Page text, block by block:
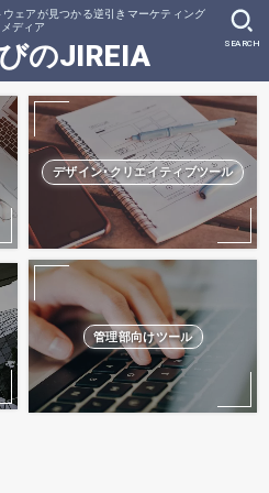
ェアが見つかる逆引きマーケティング
メディア
のJIREIA SEARCH
デザイン･クリエイティブツール
管理部向けツール